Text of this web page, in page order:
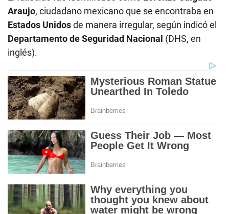
Araujo, ciudadano mexicano que se encontraba en
Estados Unidosde manera irregular, según indicó el
Departamento de Seguridad Nacional (DHS, en
inglés).